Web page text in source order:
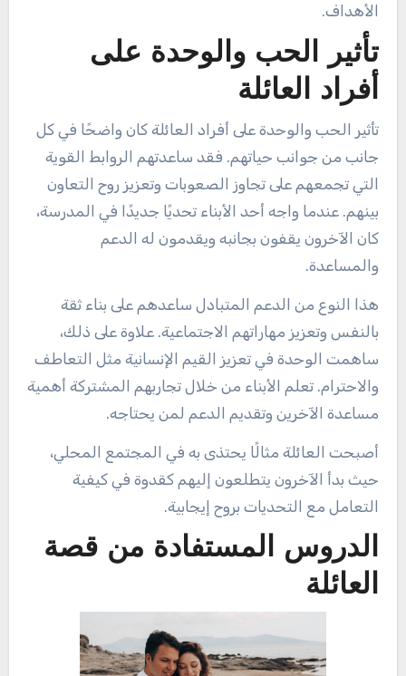
الأهداف.
تأثير الحب والوحدة على
أفراد العائلة
تأثير الحب والوحدة على أفراد العائلة كان واضحًا في كل
جانب من جوانب حياتهم. فقد ساعدتهم الروابط القوية
التي تجمعهم على تجاوز الصعوبات وتعزيز روح التعاون
بينهم. عندما واجه أحد الأبناء تحديًا جديدًا في المدرسة،
كان الآخرون يقفون بجانبه ويقدمون له الدعم
والمساعدة.
هذا النوع من الدعم المتبادل ساعدهم على بناء ثقة
بالنفس وتعزيز مهاراتهم الاجتماعية. علاوة على ذلك،
ساهمت الوحدة في تعزيز القيم الإنسانية مثل التعاطف
والاحترام. تعلم الأبناء من خلال تجاربهم المشتركة أهمية
مساعدة الآخرين وتقديم الدعم لمن يحتاجه.
أصبحت العائلة مثالًا يحتذى به في المجتمع المحلي،
حيث بدأ الآخرون يتطلعون إليهم كقدوة في كيفية
التعامل مع التحديات بروح إيجابية.
الدروس المستفادة من قصة
العائلة